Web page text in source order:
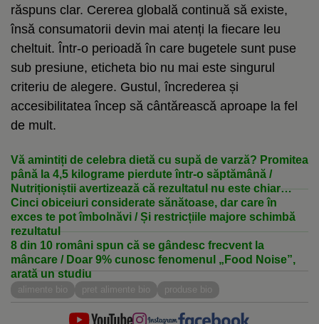
răspuns clar. Cererea globală continuă să existe,
însă consumatorii devin mai atenți la fiecare leu
cheltuit. Într-o perioadă în care bugetele sunt puse
sub presiune, eticheta bio nu mai este singurul
criteriu de alegere. Gustul, încrederea și
accesibilitatea încep să cântărească aproape la fel
de mult.
Vă amintiți de celebra dietă cu supă de varză? Promitea
până la 4,5 kilograme pierdute într-o săptămână /
Nutriționiștii avertizează că rezultatul nu este chiar
ceea ce se credea
Cinci obiceiuri considerate sănătoase, dar care în
exces te pot îmbolnăvi / Și restricțiile majore schimbă
rezultatul
8 din 10 români spun că se gândesc frecvent la
mâncare / Doar 9% cunosc fenomenul „Food Noise”,
arată un studiu
alimente bio pret alimente bio produse bio